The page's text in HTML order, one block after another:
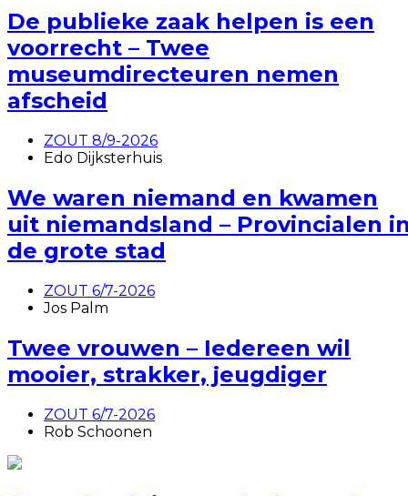
De publieke zaak helpen is een
voorrecht – Twee
museumdirecteuren nemen
afscheid
ZOUT 8/9-2026
Edo Dijksterhuis
We waren niemand en kwamen
uit niemandsland – Provincialen
de grote stad
ZOUT 6/7-2026
Jos Palm
Twee vrouwen – Iedereen wil
mooier, strakker, jeugdiger
ZOUT 6/7-2026
Rob Schoonen